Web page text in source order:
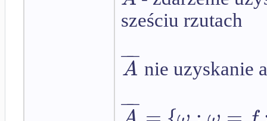
sześciu rzutach
A
−
− nie uzyskanie
−
−